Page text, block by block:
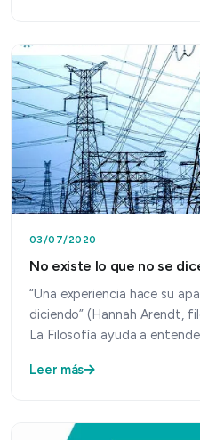
03/07/2020
No existe lo que no se
“Una experiencia hace su
diciendo” (Hannah Arendt,
La Filosofía ayuda a
Leer más